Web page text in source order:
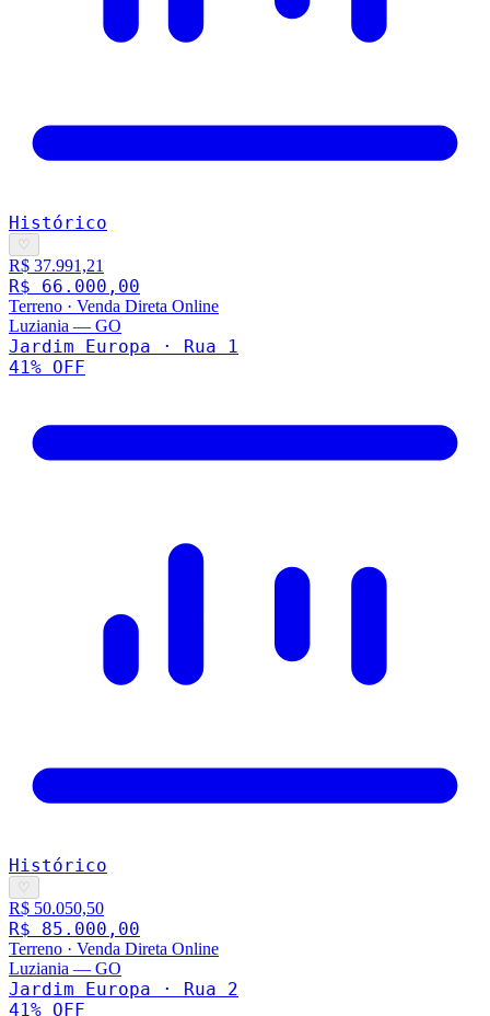
Histórico
♡
R$ 37.991,21
R$ 66.000,00
Terreno · Venda Direta Online
Luziania — GO
Jardim Europa · Rua 1
41% OFF
Histórico
♡
R$ 50.050,50
R$ 85.000,00
Terreno · Venda Direta Online
Luziania — GO
Jardim Europa · Rua 2
41% OFF